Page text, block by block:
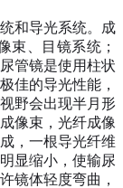
和导光系统。成
束、目镜系统；
管镜是使用柱状
佳的导光性能，
野会出现半月形
像束，光纤成像
，一根导光纤维
显缩小，使输尿
镜体轻度弯曲，